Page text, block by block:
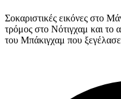
Σοκαριστικές εικόνες στο
τρόμος στο Νότιγχαμ και το
του Μπάκιγχαμ που ξεγέλασε